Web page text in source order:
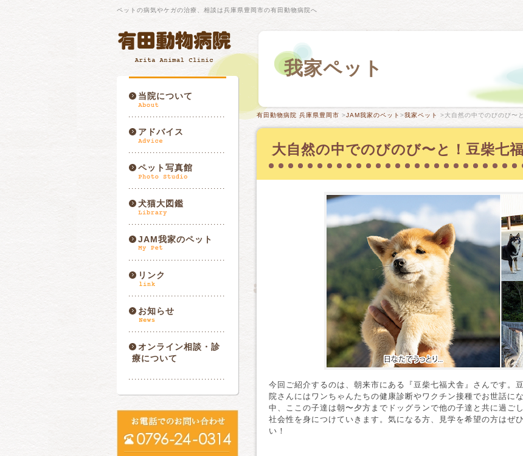
ペットの病気やケガの治療、相談は兵庫県豊岡市の有田動物病院へ
当院について
アドバイス
ペット写真館
犬猫大図鑑
JAM我家のペット
リンク
お知らせ
オンライン相談・診
療について
我家ペット
有田動物病院 兵庫県豊岡市 >JAM我家のペット >我家ペット >大自然の中でのびのび〜
大自然の中でのびのび〜と！豆柴七
今回ご紹介するのは、朝来市にある『豆柴七福犬舎』さんです。
院さんにはワンちゃんたちの健康診断やワクチン接種でお世話に
中、ここの子達は朝〜夕方までドッグランで他の子達と共に過ご
社会性を身につけていきます。気になる方、見学を希望の方はぜ
い！